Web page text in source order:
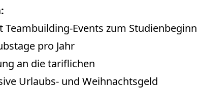
Events zum Studienbeginn
pro Jahr
an die tariflichen
Urlaubs- und Weihnachtsgeld